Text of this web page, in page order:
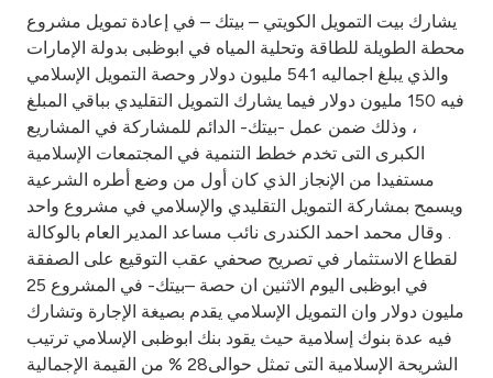
Tools & Services
After Sales Services
Contact us
Branch & ATM locator
Germany
Malaysia
يشارك بيت التمويل الكويتي – بيتك – في إعادة تمويل مشروع
محطة الطويلة للطاقة وتحلية المياه في ابوظبى بدولة الإمارات
والذي يبلغ اجماليه 541 مليون دولار وحصة التمويل الإسلامي
فيه 150 مليون دولار فيما يشارك التمويل التقليدي بباقي المبلغ
، وذلك ضمن عمل -بيتك- الدائم للمشاركة في المشاريع
الكبرى التى تخدم خطط التنمية في المجتمعات الإسلامية
مستفيدا من الإنجاز الذي كان أول من وضع أطره الشرعية
ويسمح بمشاركة التمويل التقليدي والإسلامي في مشروع واحد
. وقال محمد احمد الكندرى نائب مساعد المدير العام بالوكالة
لقطاع الاستثمار في تصريح صحفي عقب التوقيع على الصفقة
في ابوظبى اليوم الاثنين ان حصة –بيتك- في المشروع 25
مليون دولار وان التمويل الإسلامي يقدم بصيغة الإجارة وتشارك
فيه عدة بنوك إسلامية حيث يقود بنك ابوظبى الإسلامي ترتيب
الشريحة الإسلامية التى تمثل حوالى28 % من القيمة الإجمالية